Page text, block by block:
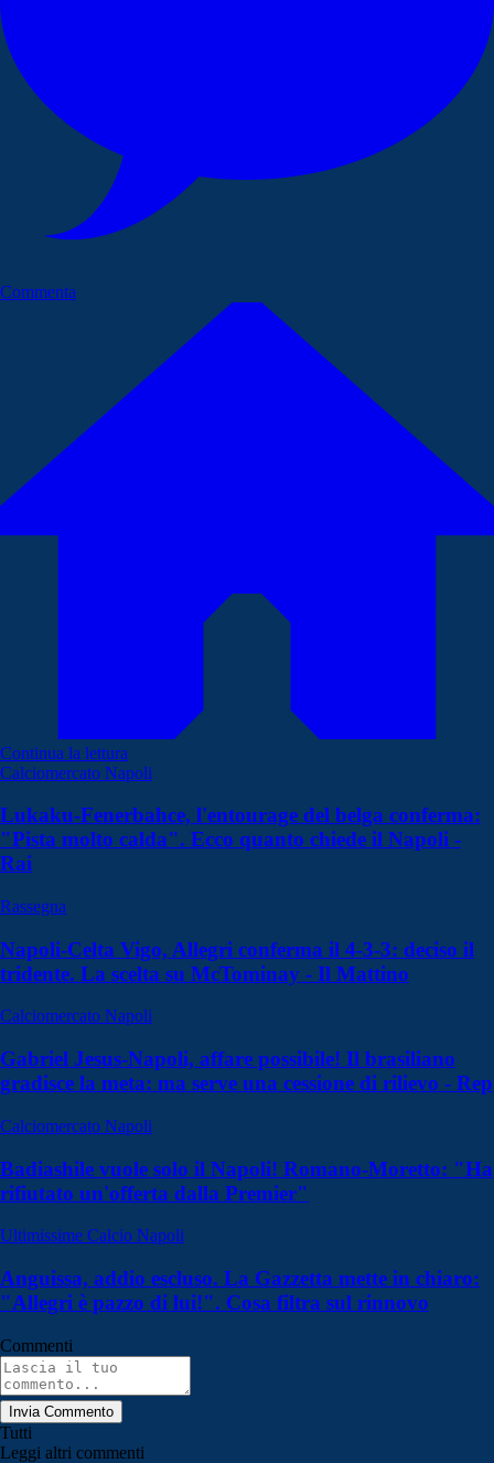
Commenta
Continua la lettura
Calciomercato Napoli
Lukaku-Fenerbahce, l'entourage del belga conferma:
"Pista molto calda". Ecco quanto chiede il Napoli -
Rai
Rassegna
Napoli-Celta Vigo, Allegri conferma il 4-3-3: deciso il
tridente. La scelta su McTominay - Il Mattino
Calciomercato Napoli
Gabriel Jesus-Napoli, affare possibile! Il brasiliano
gradisce la meta: ma serve una cessione di rilievo - Rep
Calciomercato Napoli
Badiashile vuole solo il Napoli! Romano-Moretto: "Ha
rifiutato un'offerta dalla Premier"
Ultimissime Calcio Napoli
Anguissa, addio escluso. La Gazzetta mette in chiaro:
"Allegri è pazzo di lui!". Cosa filtra sul rinnovo
Commenti
Invia Commento
Tutti
Leggi altri commenti